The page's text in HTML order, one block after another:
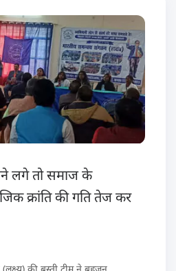
लगे तो समाज के
क्रांति की गति तेज कर